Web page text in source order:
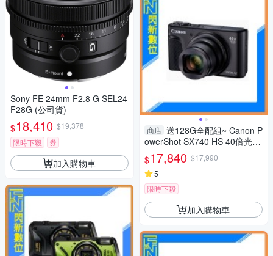
Sony FE 24mm F2.8 G SEL24
F28G (公司貨)
$18,410 $19,378
限時下殺
券
加入購物車
商店 送128G全配組~ Canon P
owerShot SX740 HS 40倍光學
變焦 相機(SX740HS,公司貨)
$17,840 $17,990
5
限時下殺
加入購物車